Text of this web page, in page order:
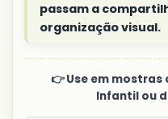
passam a
organização visual.
👉 Use em
Infantil ou